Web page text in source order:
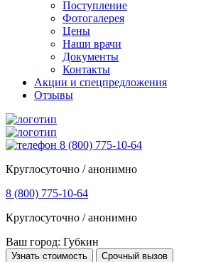
Поступление
Фотогалерея
Цены
Наши врачи
Документы
Контакты
Акции и спецпредложения
Отзывы
8 (800) 775-10-64
Круглосуточно / анонимно
8 (800) 775-10-64
Круглосуточно / анонимно
Ваш город: Губкин
Узнать стоимость Срочный вызов